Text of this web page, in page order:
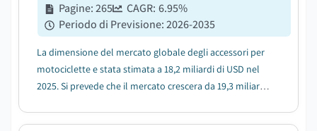
Pagine:265 CAGR: 6.95%
Periodo di Previsione:2026-2035
La dimensione del mercato globale degli accessori per
motociclette e stata stimata a 18,2 miliardi di USD nel
2025. Si prevede che il mercato crescera da 19,3 miliardi